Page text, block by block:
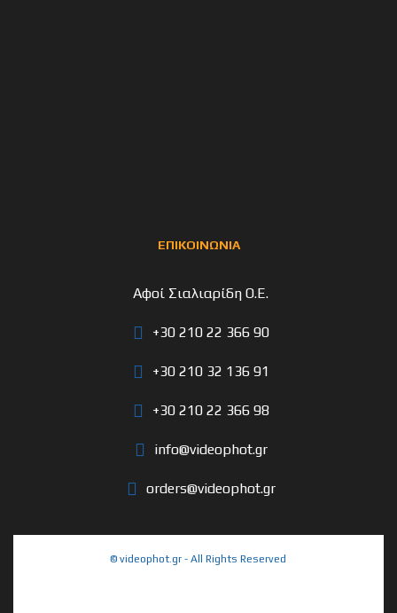
ΕΠΙΚΟΙΝΩΝΙΑ
Αφοί Σιαλιαρίδη Ο.Ε.
+30 210 22 366 90
+30 210 32 136 91
+30 210 22 366 98
info@videophot.gr
orders@videophot.gr
© videophot.gr - All Rights Reserved